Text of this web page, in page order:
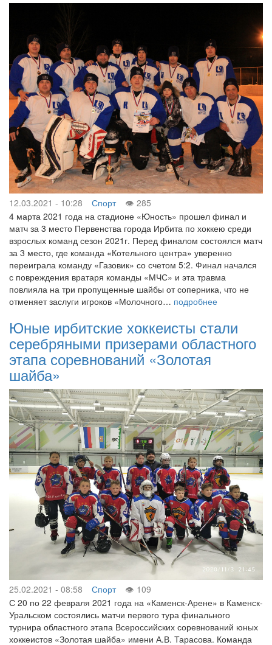
12.03.2021 - 10:28 Спорт
285
4 марта 2021 года на стадионе «Юность» прошел финал и
матч за 3 место Первенства города Ирбита по хоккею среди
взрослых команд сезон 2021г. Перед финалом состоялся матч
за 3 место, где команда «Котельного центра» уверенно
переиграла команду «Газовик» со счетом 5:2. Финал начался
с повреждения вратаря команды «МЧС» и эта травма
повлияла на три пропущенные шайбы от соперника, что не
отменяет заслуги игроков «Молочного… подробнее
Юные ирбитские хоккеисты стали
серебряными призерами областного
этапа соревнований «Золотая
шайба»
25.02.2021 - 08:58 Спорт
109
С 20 по 22 февраля 2021 года на «Каменск-Арене» в Каменск-
Уральском состоялись матчи первого тура финального
турнира областного этапа Всероссийских соревнований юных
хоккеистов «Золотая шайба» имени А.В. Тарасова. Команда